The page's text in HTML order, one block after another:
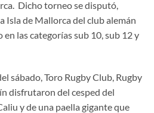
Dicho torneo se disputó,
Isla de Mallorca del club alemán
las categorías sub 10, sub 12 y
sábado, Toro Rugby Club, Rugby
disfrutaron del cesped del
y de una paella gigante que